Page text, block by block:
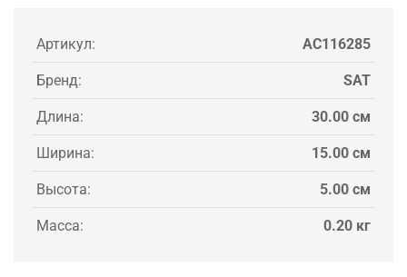
Артикул: AC116285
Бренд: SAT
Длина: 30.00 см
Ширина: 15.00 см
Высота: 5.00 см
Масса: 0.20 кг